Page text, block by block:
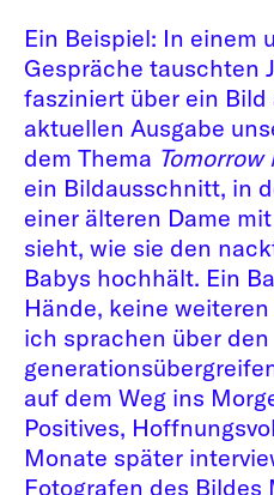
Ein Beispiel: In einem
Gespräche tauschten
fasziniert über ein Bild
aktuellen Ausgabe
dem Thema Tomorrow
ein Bildausschnitt, in
einer älteren Dame
sieht, wie sie den
Babys hochhält. Ein
Hände, keine
ich sprachen über den
auf dem Weg ins
Positives,
Monate später
Fotografen des